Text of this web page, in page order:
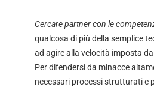
Cercare partner con le
qualcosa di più della semplice
ad agire alla velocità imposta
Per difendersi da minacce
necessari processi strutturati e